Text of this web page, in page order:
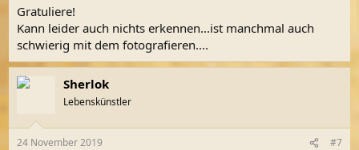
Gratuliere!
Kann leider auch nichts erkennen...ist manchmal auch
schwierig mit dem fotografieren....
Sherlok
Lebenskünstler
24 November 2019 #7